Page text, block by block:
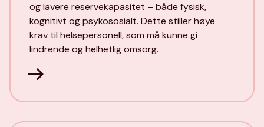
og lavere reservekapasitet – både fysisk,
kognitivt og psykososialt. Dette stiller høye
krav til helsepersonell, som må kunne gi
lindrende og helhetlig omsorg.